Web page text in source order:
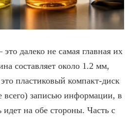
далеко не самая главная их
составляет около 1.2 мм,
пластиковый компакт-диск
всего) записью информации, в
идет на обе стороны. Часть с